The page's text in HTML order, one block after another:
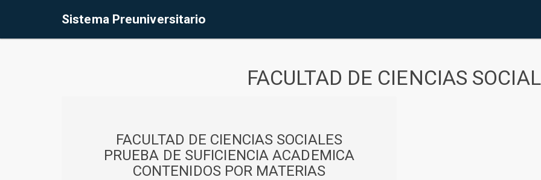
Sistema Preuniversitario
FACULTAD DE CIENCIAS
FACULTAD DE CIENCIAS SOCIALES
PRUEBA DE SUFICIENCIA ACADEMICA
CONTENIDOS POR MATERIAS